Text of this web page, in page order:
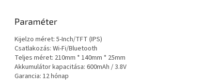
Paraméter
Kijelzo méret: 5-Inch/TFT (IPS)
Csatlakozás: Wi-Fi/Bluetooth
Teljes méret: 210mm * 140mm * 25mm
Akkumulátor kapacitása: 600mAh / 3.8V
Garancia: 12 hónap